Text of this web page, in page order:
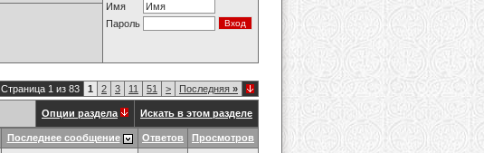
Имя
Пароль
Страница 1 из 83 1 2 3 11 51 > Последняя »
Опции раздела Искать в этом разделе
Последнее сообщение Ответов Просмотров